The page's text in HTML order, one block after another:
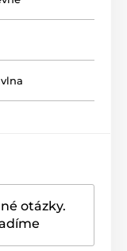
otázky.